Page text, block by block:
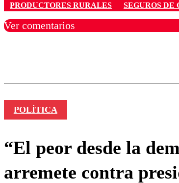
PRODUCTORES RURALES
SEGUROS DE
Ver comentarios
POLÍTICA
“El peor desde la
arremete contra